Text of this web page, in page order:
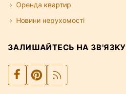
Оренда квартир
Новини нерухомості
ЗАЛИШАЙТЕСЬ НА ЗВ'ЯЗКУ